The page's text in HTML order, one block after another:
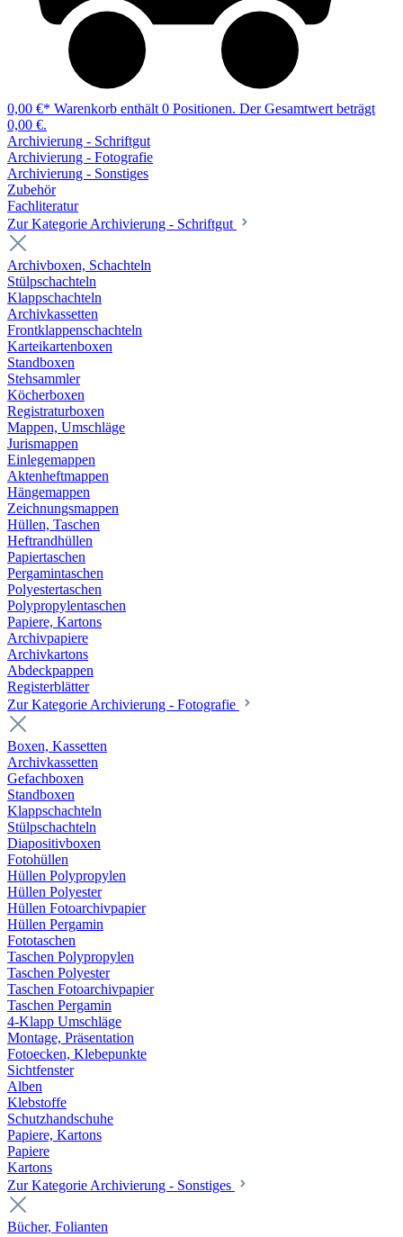
0,00 €* Warenkorb enthält 0 Positionen. Der Gesamtwert beträgt
0,00 €.
Archivierung - Schriftgut
Archivierung - Fotografie
Archivierung - Sonstiges
Zubehör
Fachliteratur
Zur Kategorie Archivierung - Schriftgut
Archivboxen, Schachteln
Stülpschachteln
Klappschachteln
Archivkassetten
Frontklappenschachteln
Karteikartenboxen
Standboxen
Stehsammler
Köcherboxen
Registraturboxen
Mappen, Umschläge
Jurismappen
Einlegemappen
Aktenheftmappen
Hängemappen
Zeichnungsmappen
Hüllen, Taschen
Heftrandhüllen
Papiertaschen
Pergamintaschen
Polyestertaschen
Polypropylentaschen
Papiere, Kartons
Archivpapiere
Archivkartons
Abdeckpappen
Registerblätter
Zur Kategorie Archivierung - Fotografie
Boxen, Kassetten
Archivkassetten
Gefachboxen
Standboxen
Klappschachteln
Stülpschachteln
Diapositivboxen
Fotohüllen
Hüllen Polypropylen
Hüllen Polyester
Hüllen Fotoarchivpapier
Hüllen Pergamin
Fototaschen
Taschen Polypropylen
Taschen Polyester
Taschen Fotoarchivpapier
Taschen Pergamin
4-Klapp Umschläge
Montage, Präsentation
Fotoecken, Klebepunkte
Sichtfenster
Alben
Klebstoffe
Schutzhandschuhe
Papiere, Kartons
Papiere
Kartons
Zur Kategorie Archivierung - Sonstiges
Bücher, Folianten